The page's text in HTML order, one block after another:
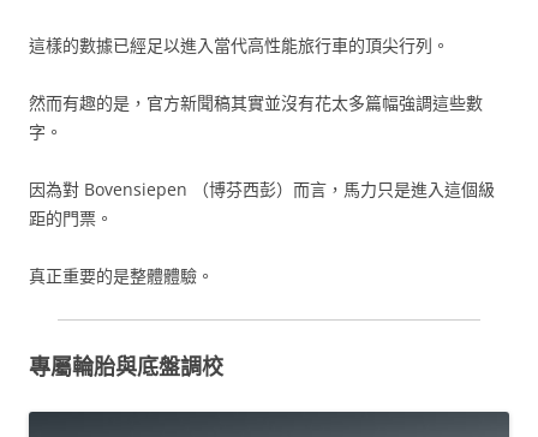
這樣的數據已經足以進入當代高性能旅行車的頂尖行列。
然而有趣的是，官方新聞稿其實並沒有花太多篇幅強調這些數
字。
因為對 Bovensiepen （博芬西彭）而言，馬力只是進入這個級
距的門票。
真正重要的是整體體驗。
專屬輪胎與底盤調校